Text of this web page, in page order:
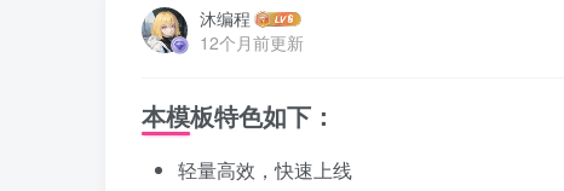
沐编程
12个月前更新
本模板特色如下：
轻量高效，快速上线